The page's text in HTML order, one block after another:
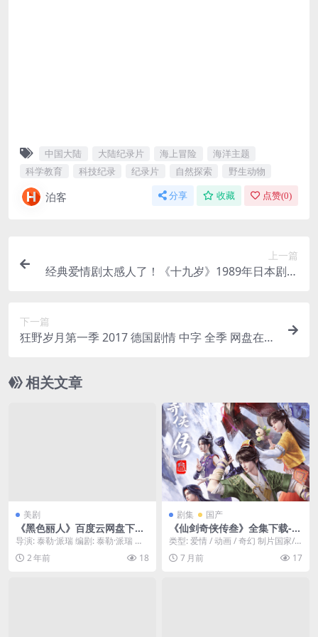
中国大陆 大陆纪录片 海上冒险
海洋主题
科学教育
科技纪录 纪录片 自然探索 野生动物
泊客 分享 收藏 点赞(0)
上一篇
经典爱情剧太感人了！《十九岁》1989年日本剧集
下一篇
狂野岁月第一季 2017 德国剧情 中字 全季 网盘在线
相关文章
美剧
《黑色丽人》百度云网盘下载.
阿里云盘.英语中字.(2024)
导演: 泰勒·派瑞 编剧: 泰勒·派瑞 资
源下载：黑色丽人下载阿里云盘,百
度云盘...
2 年前 18
剧集 国产
《仙剑奇侠传叁》全集下载-2
025-热门资源直达收集 – 奇
幻/武侠 – [CN][夸克/百度云]
类型: 爱情 / 动画 / 奇幻 制片国家/
地区: 中国大陆 资源下载：仙剑奇
侠...7 月前 17